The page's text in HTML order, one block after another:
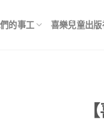
的事工 喜樂兒童出版